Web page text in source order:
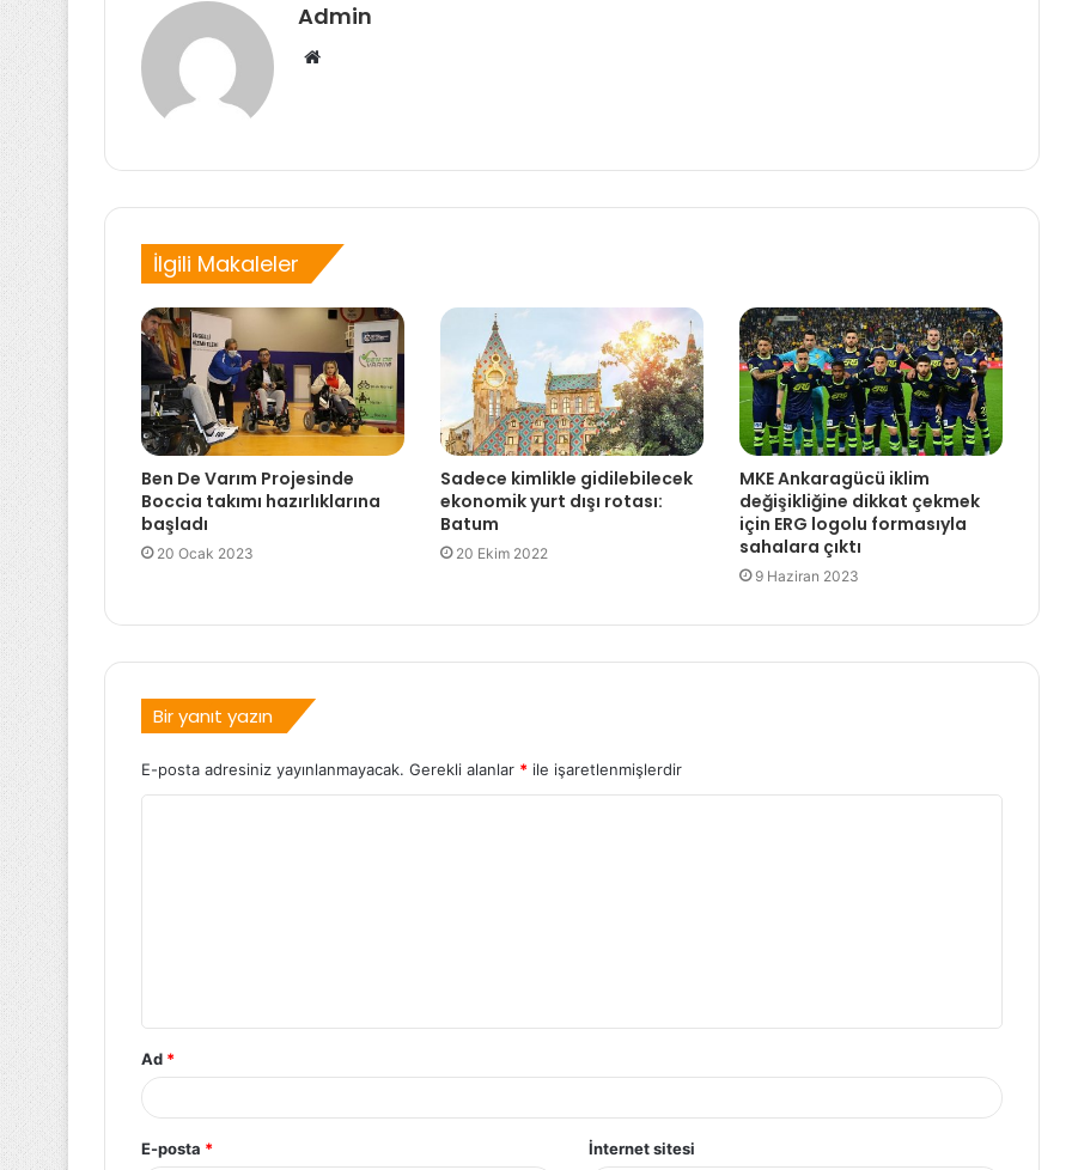
Admin
Web
İlgili Makaleler
Ben De Varım Projesinde
Boccia takımı hazırlıklarına
başladı
20 Ocak 2023
Sadece kimlikle gidilebilecek
ekonomik yurt dışı rotası:
Batum
20 Ekim 2022
MKE Ankaragücü iklim
değişikliğine dikkat çekmek
için ERG logolu formasıyla
sahalara çıktı
9 Haziran 2023
Bir yanıt yazın
E-posta adresiniz yayınlanmayacak. Gerekli alanlar * ile işaretlenmişlerdir
Ad *
E-posta * İnternet sitesi